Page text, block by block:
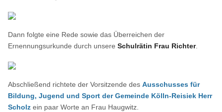
Dann folgte eine Rede sowie das Überreichen der
Ernennungsurkunde durch unsereSchulrätin Frau Richter.
Abschließend richtete der Vorsitzende desAusschusses für
Bildung, Jugend und Sport der Gemeinde Kölln-Reisiek Herr
Scholz ein paar Worte an Frau Haugwitz.